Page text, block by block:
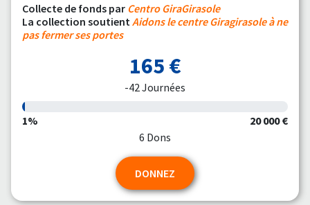
Collecte de fonds par Centro GiraGirasole
La collection soutientAidons le centre Giragirasole à ne
pas fermer ses portes
165 €
-42 Journées
1%
20 000 €
6 Dons
DONNEZ